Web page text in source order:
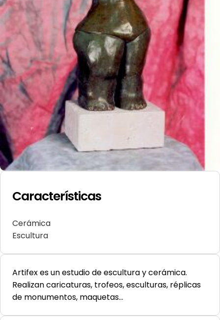
Características
Cerámica
Escultura
Artifex es un estudio de escultura y cerámica.
Realizan caricaturas, trofeos, esculturas, réplicas
de monumentos, maquetas…